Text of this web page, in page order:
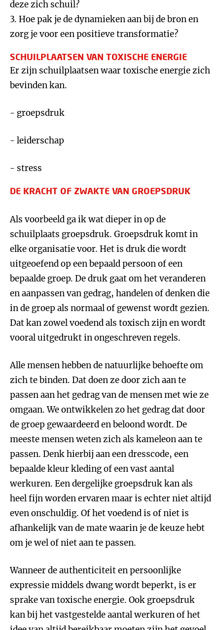
deze zich schuil?
3. Hoe pak je de dynamieken aan bij de bron en
zorg je voor een positieve transformatie?
SCHUILPLAATSEN VAN TOXISCHE ENERGIE
Er zijn schuilplaatsen waar toxische energie zich
bevinden kan.
- groepsdruk
- leiderschap
- stress
DE KRACHT OF ZWAKTE VAN GROEPSDRUK
Als voorbeeld ga ik wat dieper in op de
schuilplaats groepsdruk. Groepsdruk komt in
elke organisatie voor. Het is druk die wordt
uitgeoefend op een bepaald persoon of een
bepaalde groep. De druk gaat om het veranderen
en aanpassen van gedrag, handelen of denken die
in de groep als normaal of gewenst wordt gezien.
Dat kan zowel voedend als toxisch zijn en wordt
vooral uitgedrukt in ongeschreven regels.
Alle mensen hebben de natuurlijke behoefte om
zich te binden. Dat doen ze door zich aan te
passen aan het gedrag van de mensen met wie ze
omgaan. We ontwikkelen zo het gedrag dat door
de groep gewaardeerd en beloond wordt. De
meeste mensen weten zich als kameleon aan te
passen. Denk hierbij aan een dresscode, een
bepaalde kleur kleding of een vast aantal
werkuren. Een dergelijke groepsdruk kan als
heel fijn worden ervaren maar is echter niet altijd
even onschuldig. Of het voedend is of niet is
afhankelijk van de mate waarin je de keuze hebt
om je wel of niet aan te passen.
Wanneer de authenticiteit en persoonlijke
expressie middels dwang wordt beperkt, is er
sprake van toxische energie. Ook groepsdruk
kan bij het vastgestelde aantal werkuren of het